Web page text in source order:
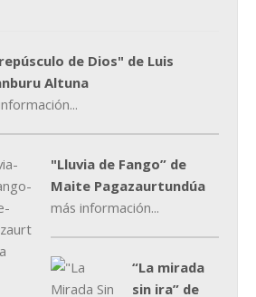
de Dios" de Luis
Altuna
"Lluvia de Fango” de
Maite Pagazaurtundúa
más información...
“La mirada
sin ira” de